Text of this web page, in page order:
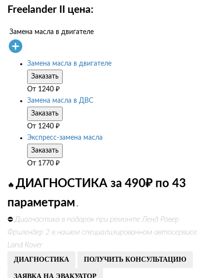
Freelander II цена:
Замена масла в двигателе
Замена масла в двигателе
Заказать
От 1240 ₽
Замена масла в ДВС
Заказать
От 1240 ₽
Экспресс-замена масла
Заказать
От 1770 ₽
🔥 ДИАГНОСТИКА за 490₽ по 43
параметрам .
⛔ Диагностика в подарок при ремонте Ленд Ровер
Фрилендер 2 в нашем специализированном автосервисе
Land Rover
ДИАГНОСТИКА ПОЛУЧИТЬ КОНСУЛЬТАЦИЮ
ЗАЯВКА НА ЭВАКУАТОР